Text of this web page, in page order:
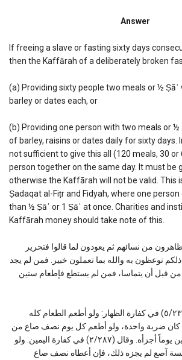
Answer
If freeing a slave or fasting sixty days
then the Kaffārah of a deliberately broken
(a) Providing sixty people two meals or ½ Ṣāʿ
barley or dates each, or
(b) Providing one person with two meals or ½
of barley, raisins or dates daily for sixty days.
not sufficient to give this all (120 meals, 30 or
person together on the same day. It must be
otherwise the Kaffārah will not be valid. This
Ṣadaqat al-Fiṭr and Fidyah, where one
than ½ Ṣāʿ or 1 Ṣāʿ at once. Charities and
Kaffārah money should take note of this.
من نسائهم ثم يعودون لما قالوا فتحرير
توعظون به والله بما تعملون خبير. فمن لم يجد
من قبل أن يتماسا، فمن لم يستطع فإطعام ستين
وقال محمد في الأصل (٥/٢٣) في كفارة الظهار: ولو أطعم الطعام كله
كان ضربة واحدة، ولو أطعم كل يوم نصف صاع من
حنطة حتى يستكمل ستين يوماً أجزأه. وقال (٢/٢٨٧) في كفارة اليمين: ولو
آصع لم يجزه ذلك، فإن أعطاه نصف صاع